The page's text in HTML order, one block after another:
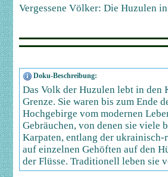
Vergessene Völker: Die Huzulen
Doku-Beschreibung:
Das Volk der Huzulen lebt in den
Grenze. Sie waren bis zum Ende
Hochgebirge vom modernen
Gebräuchen, von denen sie viele
Karpaten, entlang der
auf einzelnen Gehöften auf den
der Flüsse. Traditionell leben sie